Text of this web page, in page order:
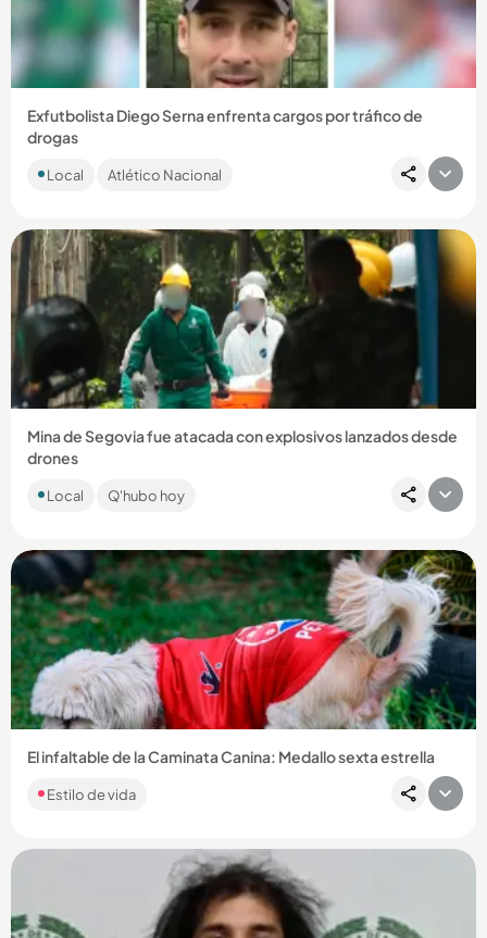
Compartir Noticia
Exfutbolista Diego Serna enfrenta cargos por tráfico de
drogas
Estados Unidos, intentando ingresar pastillas de
Local Atlético Nacional
Compartir Noticia
Mina de Segovia fue atacada con explosivos lanzados desde
drones
Las autoridades señalan al frente 4 de las disidencias de las
Farc como los responsables. Dos personas resultaron
Local Q'hubo hoy
Compartir Noticia
El infaltable de la Caminata Canina: Medallo sexta estrella
Estilo de vida